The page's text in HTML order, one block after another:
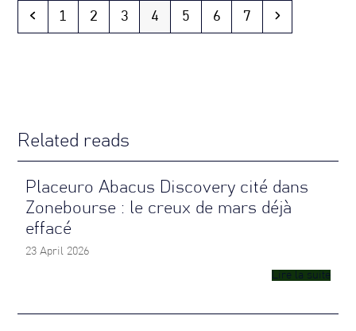
Previous
Page
1 Page
2 Page
3 Page
4 Page
5 Page
6 Page
7 Next
Related reads
Placeuro Abacus Discovery cité dans
Zonebourse : le creux de mars déjà
effacé
23 April 2026
Lire la suite